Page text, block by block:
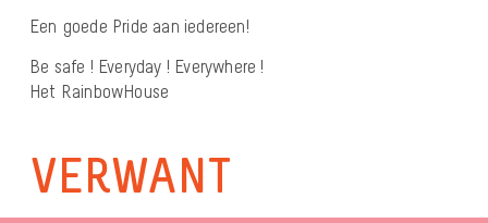
Een goede Pride aan iedereen!
Be safe ! Everyday ! Everywhere !
Het RainbowHouse
VERWANT